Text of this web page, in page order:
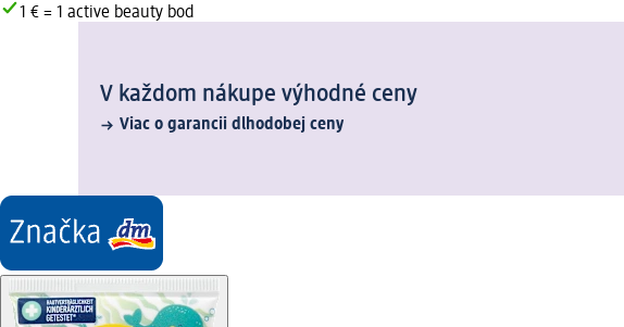
1 € = 1 active beauty bod
V každom nákupe výhodné ceny
Viac o garancii dlhodobej ceny